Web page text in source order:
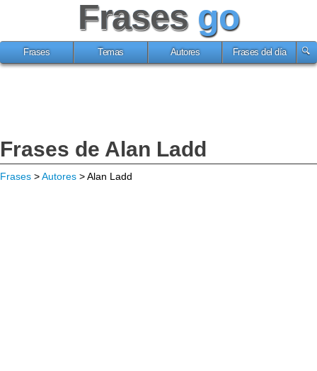
Frases go
Frases Temas Autores Frases del día
Frases de Alan Ladd
Frases >Autores > Alan Ladd